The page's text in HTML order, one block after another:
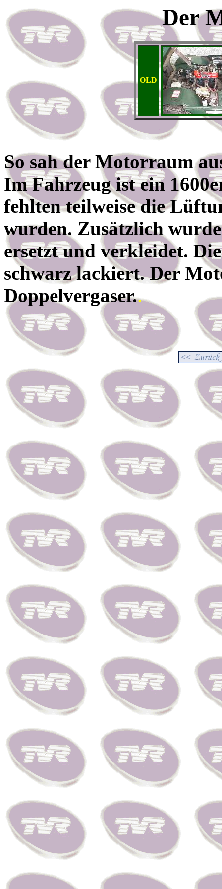
Der
OLD
So sah der Motorraum
Im Fahrzeug ist ein
fehlten teilweise die
wurden. Zusätzlich
ersetzt und verkleidet.
schwarz lackiert. Der
Doppelvergaser..